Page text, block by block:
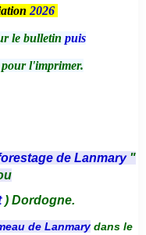
2026
le bulletin puis
pour l'imprimer.
de Lanmary "
) Dordogne.
de Lanmarydans le